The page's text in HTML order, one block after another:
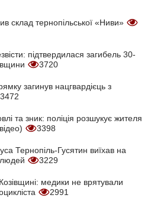
склад тернопільської «Ниви»
підтвердилася загибель 30-
3720
загинув нацгвардієць з
3472
та зник: поліція розшукує жителя
3398
Тернопіль-Гусятин виїхав на
людей
3229
медики не врятували
2991